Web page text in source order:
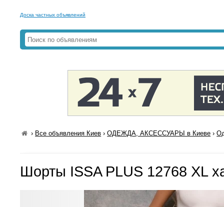
Доска частных объявлений
› Все объявления Киев ›ОДЕЖДА, АКСЕССУАРЫ в Киеве ›
Шорты ISSA PLUS 12768 XL